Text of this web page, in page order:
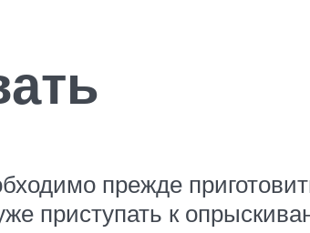
прежде
приступать к